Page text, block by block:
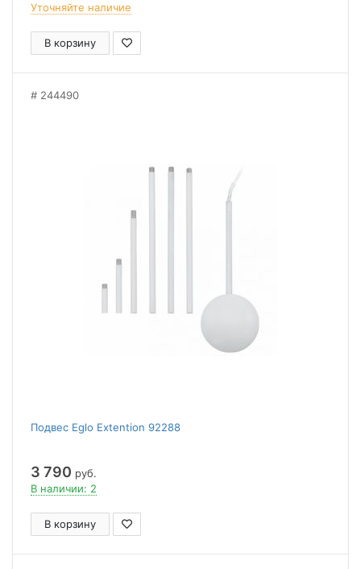
Уточняйте наличие
В корзину
244490
Подвес Eglo Extention 92288
3 790 руб.
В наличии: 2
В корзину